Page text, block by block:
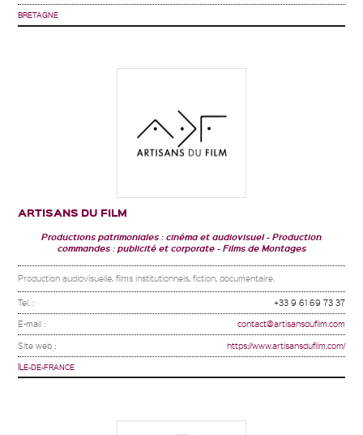
BRETAGNE
ARTISANS DU FILM
Productions patrimoniales : cinéma et audiovisuel
Production
commandes : publicité et corporate
Films de Montages
Production audiovisuelle, films institutionnels, fiction, documentaire.
Tel. : +33 9 61 69 73 37
E-mail : contact@artisansdufilm.com
Site web : https://www.artisansdufilm.com/
ÎLE-DE-FRANCE